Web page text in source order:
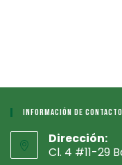
Información De Contacto
Dirección:
Cl. 4 #11-29